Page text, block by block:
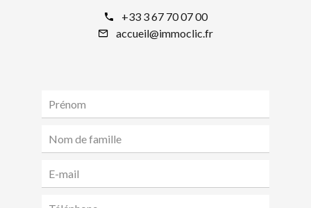
+33 3 67 70 07 00
accueil@immoclic.fr